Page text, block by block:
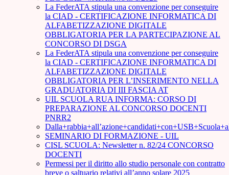
La FederATA stipula una convenzione per conseguire
la CIAD - CERTIFICAZIONE INFORMATICA DI
ALFABETIZZAZIONE DIGITALE
OBBLIGATORIA PER LA PARTECIPAZIONE AL
CONCORSO DI DSGA
La FederATA stipula una convenzione per conseguire
la CIAD - CERTIFICAZIONE INFORMATICA DI
ALFABETIZZAZIONE DIGITALE
OBBLIGATORIA PER L’INSERIMENTO NELLA
GRADUATORIA DI III FASCIA AT
UIL SCUOLA RUA INFORMA: CORSO DI
PREPARAZIONE AL CONCORSO DOCENTI
PNRR2
SEMINARIO DI FORMAZIONE - UIL
CISL SCUOLA: Newsletter n. 82/24 CONCORSO
DOCENTI
Permessi per il diritto allo studio personale con contratto
breve o saltuario relativi all’anno solare 2025